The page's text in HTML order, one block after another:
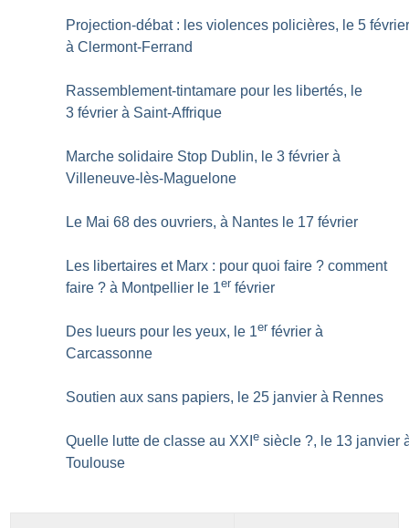
Projection-débat : les violences policières, le 5
à Clermont-Ferrand
Rassemblement-tintamare pour les libertés, le
3 février à Saint-Affrique
Marche solidaire Stop Dublin, le 3 février à
Villeneuve-lès-Maguelone
Le Mai 68 des ouvriers, à Nantes le 17 février
Les libertaires et Marx : pour quoi faire ? comment
faire ? à Montpellier le 1er février
Des lueurs pour les yeux, le 1er février à
Carcassonne
Soutien aux sans papiers, le 25 janvier à Rennes
Quelle lutte de classe au XXIe siècle ?, le 13 janvier
Toulouse